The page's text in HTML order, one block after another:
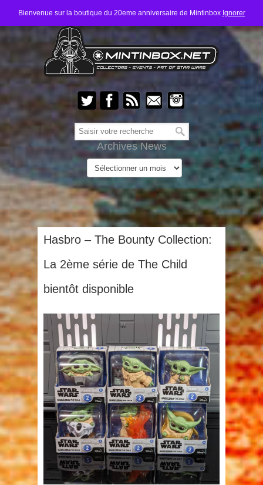
Bienvenue sur la boutique du 20eme anniversaire de Mintinbox Ignorer
Archives News
Hasbro – The Bounty Collection:
La 2ème série de The Child
bientôt disponible